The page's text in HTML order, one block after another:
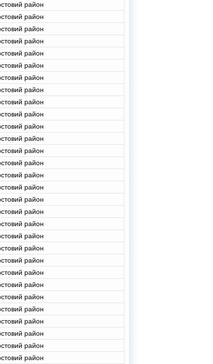
район
район
район
район
район
район
район
район
район
район
район
район
район
район
район
район
район
район
район
район
район
район
район
район
район
район
район
район
район
район